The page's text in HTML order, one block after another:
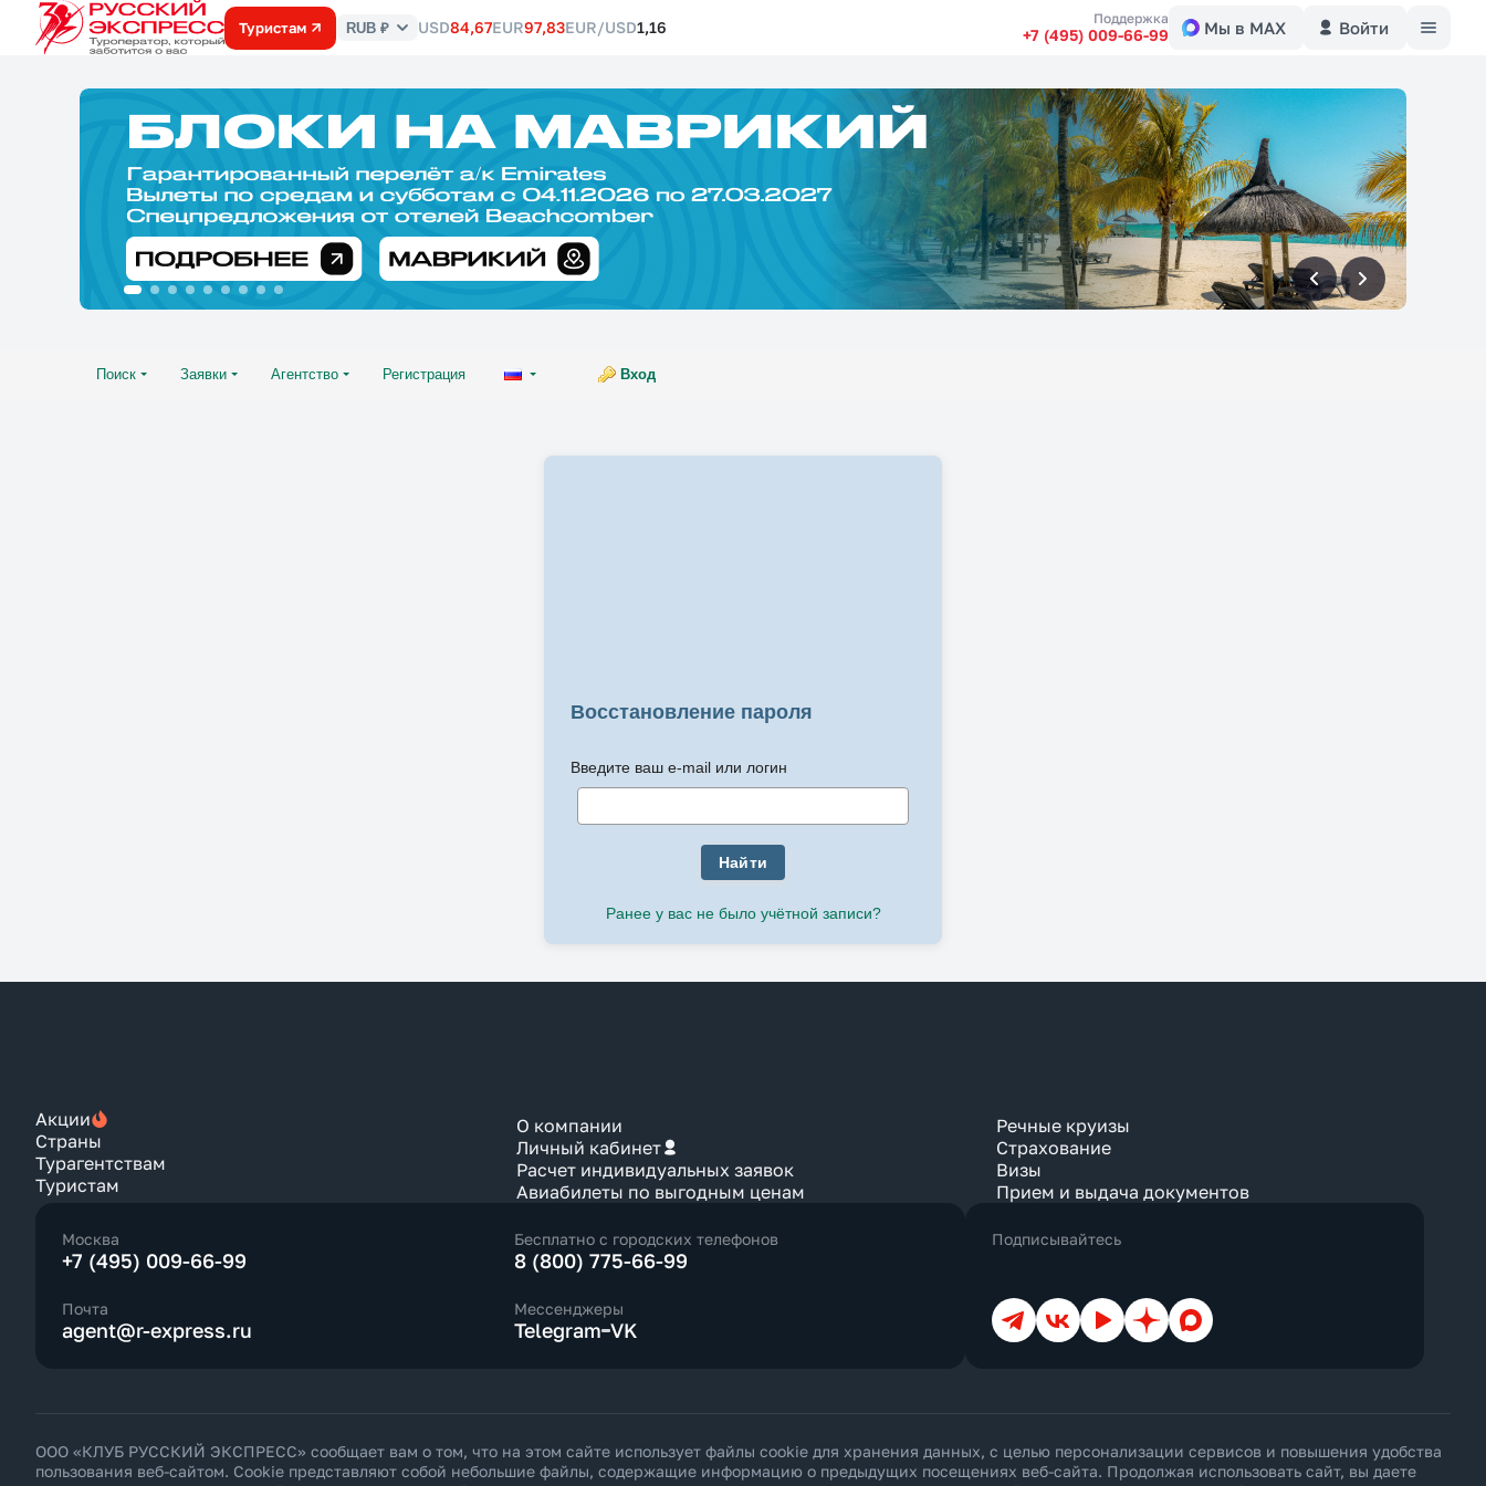
Туристам
Курс
RUB ₽ USD84,67EUR97,83EUR/USD1,16 Поддержка
+7 (495) 009-66-99 Мы в MAX Войти
впередвперед
Поиск Заявки Агентство Регистрация Вход
Восстановление пароля
Введите ваш e-mail или логин
Найти
Ранее у вас не было учётной записи?
Акции
Страны
Турагентствам
Туристам
О компании
Личный кабинет
Расчет индивидуальных заявок
Авиабилеты по выгодным ценам
Речные круизы
Страхование
Визы
Прием и выдача документов
Москва
+7 (495) 009-66-99
Бесплатно с городских телефонов
8 (800) 775-66-99
Почта
agent@r-express.ru
Мессенджеры
Telegram VK
Подписывайтесь
ТелеграмВКонтакте
YouTubeДзен Max
ООО «КЛУБ РУССКИЙ ЭКСПРЕСС» сообщает вам о том, что на этом сайте использует файлы cookie для хранения данных, с целью персонализации сервисов и повышения удобства
пользования веб-сайтом. Cookie представляют собой небольшие файлы, содержащие информацию о предыдущих посещениях веб-сайта. Продолжая использовать сайт, вы даете